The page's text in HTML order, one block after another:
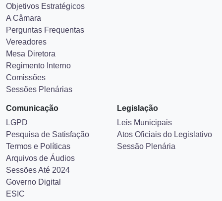
Objetivos Estratégicos
A Câmara
Perguntas Frequentas
Vereadores
Mesa Diretora
Regimento Interno
Comissões
Sessões Plenárias
Comunicação
LGPD
Pesquisa de Satisfação
Termos e Políticas
Arquivos de Áudios
Sessões Até 2024
Governo Digital
ESIC
Legislação
Leis Municipais
Atos Oficiais do Legislativo
Sessão Plenária